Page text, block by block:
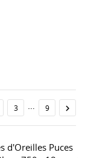
3 9 